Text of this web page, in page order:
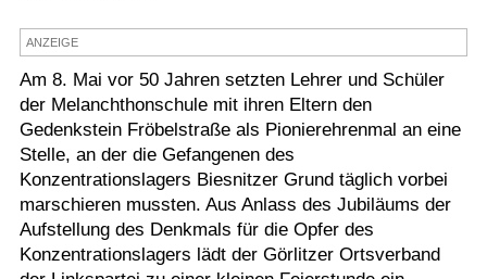
Sport
Termine
Kostenlos
ANZEIGE
Am 8. Mai vor 50 Jahren setzten Lehrer und Schüler
der Melanchthonschule mit ihren Eltern den
Gedenkstein Fröbelstraße als Pionierehrenmal an eine
Stelle, an der die Gefangenen des
Konzentrationslagers Biesnitzer Grund täglich vorbei
marschieren mussten. Aus Anlass des Jubiläums der
Aufstellung des Denkmals für die Opfer des
Konzentrationslagers lädt der Görlitzer Ortsverband